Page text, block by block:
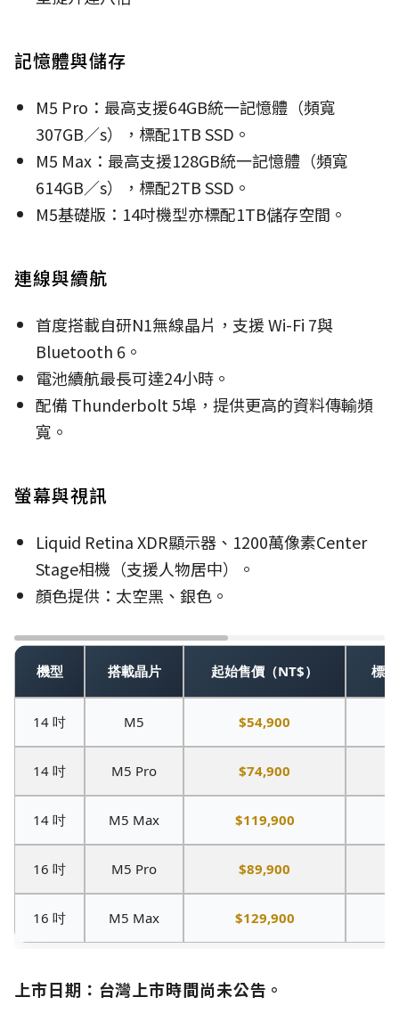
記憶體與儲存
M5 Pro：最高支援64GB統一記憶體（頻寬
307GB∕s）， 標配1TB SSD。
M5 Max：最高支援128GB統一記憶體（頻寬
614GB∕s）， 標配2TB SSD。
M5基礎版：14吋機型亦標配1TB儲存空間。
連線與續航
首度搭載自研N1無線晶片，支援 Wi-Fi 7與
Bluetooth 6 。
電池續航最長可達24小時。
配備 Thunderbolt 5埠，提供更高的資料傳輸頻
寬。
螢幕與視訊
Liquid Retina XDR顯示器、1200萬像素Center
Stage相機（支援人物居中）。
顏色提供：太空黑、銀色。
機型 搭載晶片 起始售價（NT$） 標
14 吋 M5 $54,900
14 吋 M5 Pro $74,900
14 吋 M5 Max $119,900
16 吋 M5 Pro $89,900
16 吋 M5 Max $129,900
上市日期： 台灣上市時間尚未公告。